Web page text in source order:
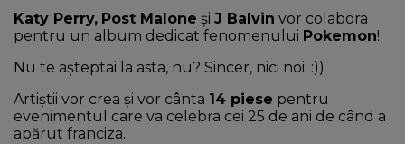
Katy Perry, Post Malone şi J Balvin vor colabora
pentru un album dedicat fenomenului Pokemon!
Nu te așteptai la asta, nu? Sincer, nici noi. :))
Artiştii vor crea şi vor cânta 14 piese pentru
evenimentul care va celebra cei 25 de ani de când a
apărut franciza.